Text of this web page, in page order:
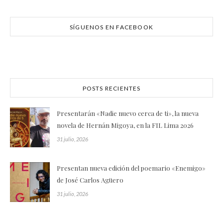
SÍGUENOS EN FACEBOOK
POSTS RECIENTES
Presentarán «Nadie nuevo cerca de ti», la nueva
novela de Hernán Migoya, en la FIL Lima 2026
31 julio, 2026
Presentan nueva edición del poemario «Enemigo»
de José Carlos Agüero
31 julio, 2026